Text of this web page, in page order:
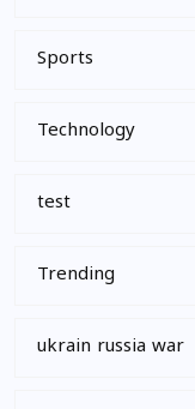
Sports
Technology
test
Trending
ukrain russia war